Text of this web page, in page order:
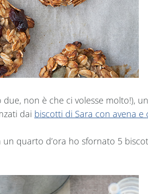
non è che ci volesse molto!),
dai biscotti di Sara con avena e
quarto d’ora ho sfornato 5